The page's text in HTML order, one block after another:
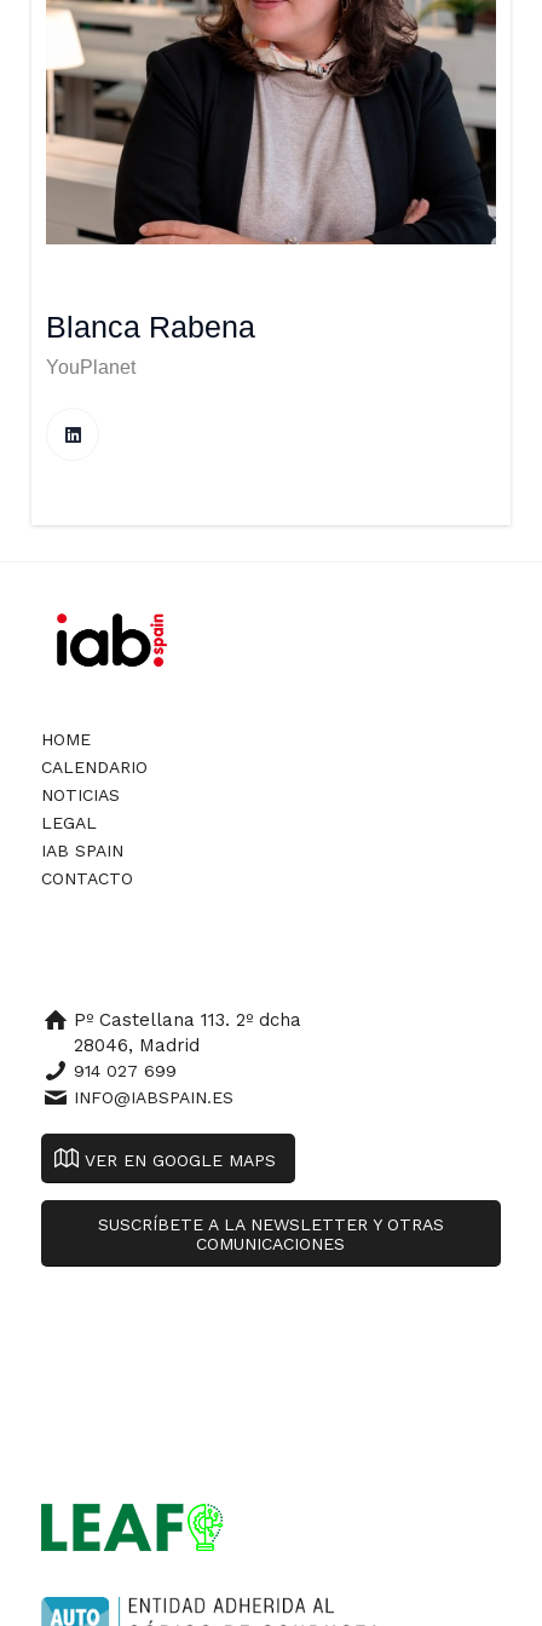
Blanca Rabena
YouPlanet
HOME
CALENDARIO
NOTICIAS
LEGAL
IAB SPAIN
CONTACTO
Pº Castellana 113. 2º dcha
28046, Madrid
914 027 699
INFO@IABSPAIN.ES
VER EN GOOGLE MAPS
SUSCRÍBETE A LA NEWSLETTER Y OTRAS
COMUNICACIONES